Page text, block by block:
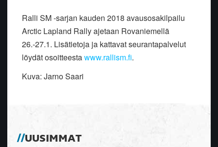
Ralli SM -sarjan kauden 2018 avausosakilpailu
Arctic Lapland Rally ajetaan Rovaniemellä
26.-27.1. Lisätietoja ja kattavat seurantapalvelut
löydät osoitteestawww.rallism.fi.
Kuva: Jarno Saari
UUSIMMAT